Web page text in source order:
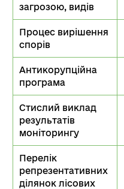
загрозою, видів
Процес вирішення
спорів
Антикорупційна
програма
Стислий виклад
результатів
моніторингу
Перелік
репрезентативних
ділянок лісових